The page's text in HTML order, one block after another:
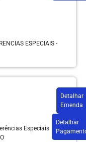
ESPECIAIS -
Especiais
Detalhar
Emenda
Detalhar